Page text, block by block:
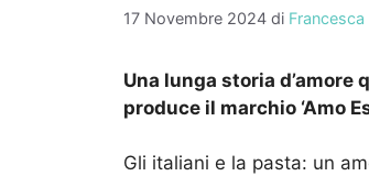
17 Novembre 2024 di
Una lunga storia
produce il marchio ‘Amo
Gli italiani e la pasta: un